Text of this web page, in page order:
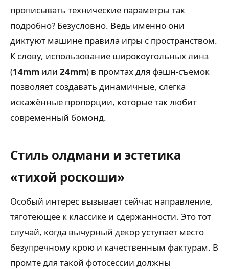
прописывать технические параметры так
подробно? Безусловно. Ведь именно они
диктуют машине правила игры с пространством.
К слову, использование широкоугольных линз
(14mm или 24mm) в промтах для фэшн-съёмок
позволяет создавать динамичные, слегка
искажённые пропорции, которые так любит
современный бомонд.
Стиль олдмани и эстетика
«тихой роскоши»
Особый интерес вызывает сейчас направление,
тяготеющее к классике и сдержанности. Это тот
случай, когда вычурный декор уступает место
безупречному крою и качественным фактурам. В
промте для такой фотосессии должны